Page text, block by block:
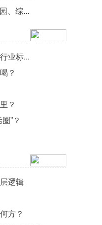
、综...
业标...
？
？
”？
逻辑
方？